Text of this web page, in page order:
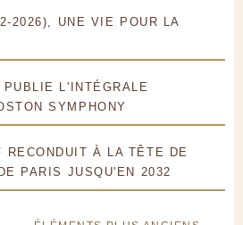
2026), UNE VIE POUR LA
L'INTÉGRALE
SYMPHONY
À LA TÊTE DE
PARIS JUSQU'EN 2032